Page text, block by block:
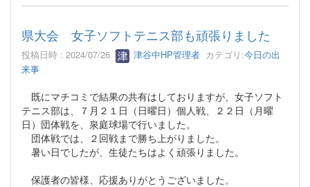
県大会 女子ソフトテニス部も頑張りました
投稿日時 : 2024/07/26 津谷中HP管理者 カテゴリ:今日の出
来事
既にマチコミで結果の共有はしておりますが、女子ソフト
テニス部は、７月２１日（日曜日）個人戦、２２日（月曜
日）団体戦を、泉庭球場で行いました。
団体戦では、２回戦まで勝ち上がりました。
暑い日でしたが、生徒たちはよく頑張りました。
保護者の皆様、応援ありがとうございました。